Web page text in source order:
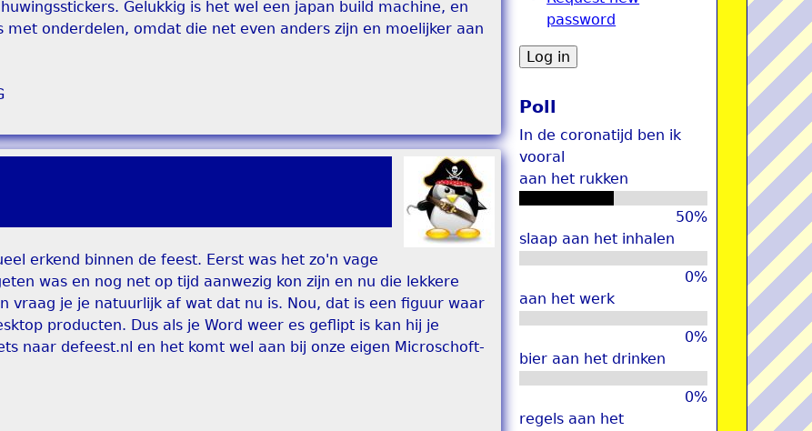
Gelukkig is het wel een japan build machine, en
met onderdelen, omdat die net even anders zijn en moelijker aan
erkend binnen de feest. Eerst was het zo'n vage
was en nog net op tijd aanwezig kon zijn en nu die lekkere
vraag je je natuurlijk af wat dat nu is. Nou, dat is een figuur waar
producten. Dus als je Word weer es geflipt is kan hij je
naar defeest.nl en het komt wel aan bij onze eigen Microschoft-
u
password
Poll
In de coronatijd ben ik
vooral
aan het rukken
50%
slaap aan het inhalen
0%
aan het werk
0%
bier aan het drinken
0%
regels aan het